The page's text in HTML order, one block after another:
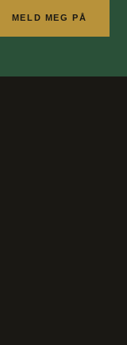
MELD MEG PÅ